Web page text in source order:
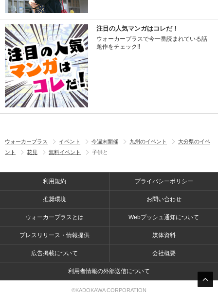
注目の人気マンガはコレだ！
ウォーカープラスで今一番読まれている話
題作をチェック!!
ウォーカープラス イベント 今週末開催 九州のイベント
大分県のイベ
ント
花見 無料イベント 子供と
利用規約 プライバシーポリシー
推奨環境 お問い合わせ
ウォーカープラスとは Webプッシュ通知について
プレスリリース・情報提供 媒体資料
広告掲載について 会社概要
利用者情報の外部送信について
©KADOKAWA CORPORATION